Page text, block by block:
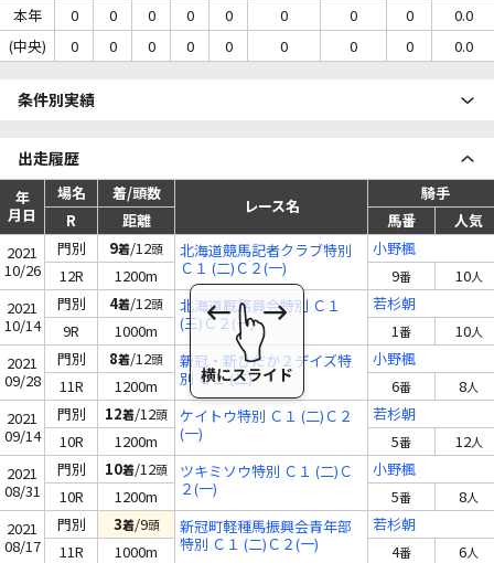
本年
0 0 0 0 0 0 0 0
0.0
(中央)
0 0 0 0 0 0 0 0 0.0
条件別実績
出走履歴
年
月日
場名 着/頭数
レース名
騎手
R
距離 馬番
人気
2021
10/26
門別 9着/12頭
北海道競馬記者クラブ特別
Ｃ１ (二)Ｃ２(一)
小野楓
12R
1200m 9番 10人
2021
10/14
門別 4着/12頭
北海道厩務員会特別 Ｃ１
(三)Ｃ２(一)
若杉朝
9R
1000m 1番 10人
2021
09/28
門別 8着/12頭
新冠・新ひだか２デイズ特
別 Ｃ１ (二)
小野楓
11R
1200m 6番 8人
2021
09/14
門別 12着/12頭
ケイトウ特別 Ｃ１ (二)Ｃ２
(一)
若杉朝
10R
1200m 5番 12人
2021
08/31
門別 10着/12頭
ツキミソウ特別 Ｃ１ (二)Ｃ
２(一)
小野楓
10R
1200m 5番 8人
2021
08/17
門別 3着/9頭
新冠町軽種馬振興会青年部
特別 Ｃ１ (二)Ｃ２(一)
若杉朝
11R
1000m 4番 6人